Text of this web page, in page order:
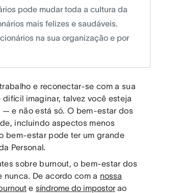
pode mudar toda a cultura da
mais felizes e saudáveis.
na sua organização e por
e reconectar-se com a sua
imaginar, talvez você esteja
e não está só. O bem-estar dos
incluindo aspectos menos
bem-estar pode ter um grande
Personal.
sobre burnout, o bem-estar dos
De acordo com a nossa
e síndrome do impostorao